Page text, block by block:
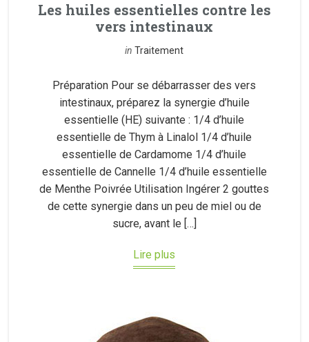
Les huiles essentielles contre les
vers intestinaux
inTraitement
Préparation Pour se débarrasser des vers
intestinaux, préparez la synergie d’huile
essentielle (HE) suivante : 1/4 d’huile
essentielle de Thym à Linalol 1/4 d’huile
essentielle de Cardamome 1/4 d’huile
essentielle de Cannelle 1/4 d’huile essentielle
de Menthe Poivrée Utilisation Ingérer 2 gouttes
de cette synergie dans un peu de miel ou de
sucre, avant le […]
Lire plus